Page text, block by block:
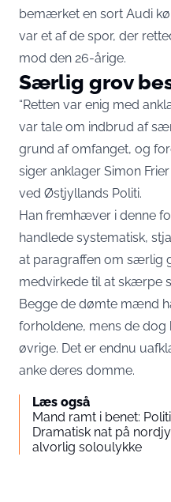
bemærket en sort Audi
var et af de spor, der
mod den 26-årige.
Særlig grov
“Retten var enig med
var tale om indbrud af
grund af omfanget, og
siger anklager Simon
ved Østjyllands Politi.
Han fremhæver i denne
handlede systematisk,
at paragraffen om særlig
medvirkede til at skærpe
Begge de dømte mænd
forholdene, mens de
øvrige. Det er endnu
anke deres domme.
Læs også
Mand ramt i benet:
Dramatisk nat på
alvorlig soloulykke